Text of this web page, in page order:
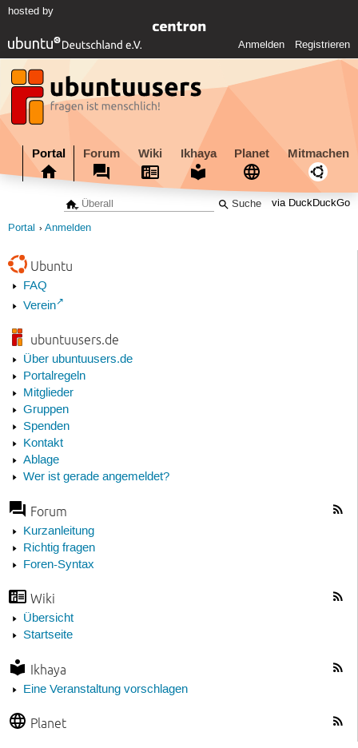
hosted by
Anmelden Registrieren
Portal Forum Wiki Ikhaya Planet Mitmachen
via DuckDuckGo
Portal Anmelden
Ubuntu
FAQ
Verein
ubuntuusers.de
Über ubuntuusers.de
Portalregeln
Mitglieder
Gruppen
Spenden
Kontakt
Ablage
Wer ist gerade angemeldet?
Forum
Kurzanleitung
Richtig fragen
Foren-Syntax
Wiki
Übersicht
Startseite
Ikhaya
Eine Veranstaltung vorschlagen
Planet